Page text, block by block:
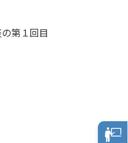
第１回目